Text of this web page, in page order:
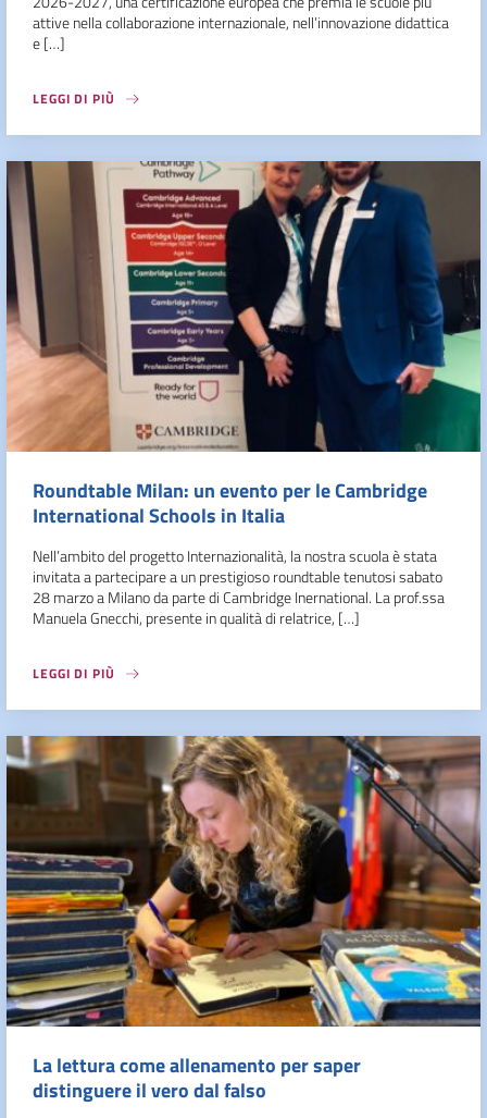
attive nella collaborazione internazionale, nell’innovazione didattica
e […]
LEGGI DI PIÙ
Roundtable Milan: un evento per le Cambridge
International Schools in Italia
Nell’ambito del progetto Internazionalità, la nostra scuola è stata
invitata a partecipare a un prestigioso roundtable tenutosi sabato
28 marzo a Milano da parte di Cambridge Inernational. La prof.ssa
Manuela Gnecchi, presente in qualità di relatrice, […]
LEGGI DI PIÙ
La lettura come allenamento per saper
distinguere il vero dal falso